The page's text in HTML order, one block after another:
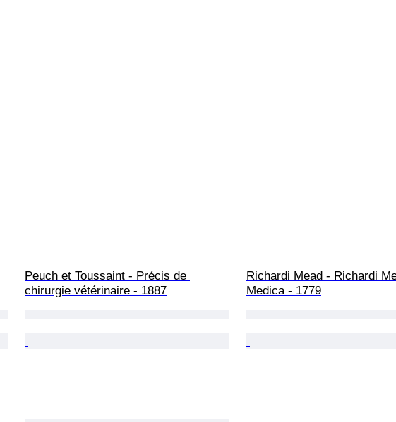
Peuch et Toussaint - Précis de
chirurgie vétérinaire - 1887
Richardi Mead - Richardi
Medica - 1779